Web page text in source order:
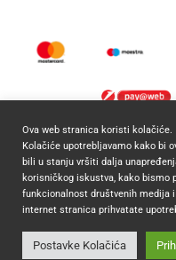
2026 ©Mocca
Ova web stranica koristi kolačiće.
Kolačiće upotrebljavamo kako bi
bili u stanju vršiti dalja
korisničkog iskustva, kako bismo
funkcionalnost društvenih medija
internet stranica prihvatate
Postavke Kolačića